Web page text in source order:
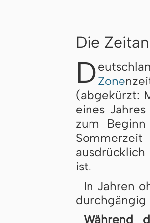
Die
DZone
(abgekürzt:
ei­nes
zum
ist.
In Jahren
durchgängig
Während